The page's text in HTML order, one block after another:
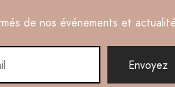
de nos événements et